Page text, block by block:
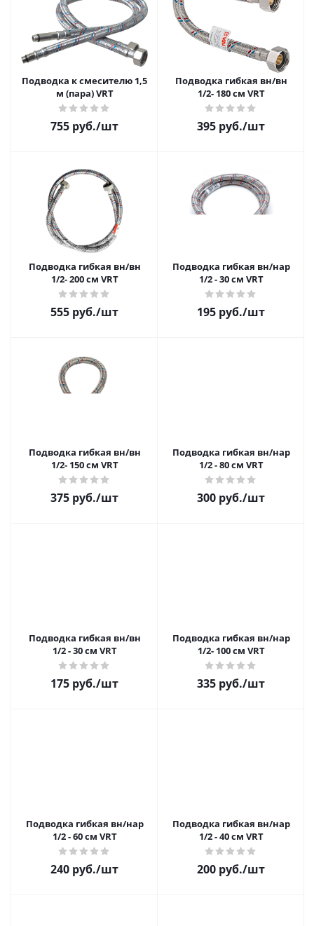
Подводка к смесителю 1,5
м (пара) VRT
755 руб./шт
Подводка гибкая вн/вн
1/2- 180 см VRT
395 руб./шт
Подводка гибкая вн/вн
1/2- 200 см VRT
555 руб./шт
Подводка гибкая вн/нар
1/2 - 30 см VRT
195 руб./шт
Подводка гибкая вн/вн
1/2- 150 см VRT
375 руб./шт
Подводка гибкая вн/нар
1/2 - 80 см VRT
300 руб./шт
Подводка гибкая вн/вн
1/2 - 30 см VRT
175 руб./шт
Подводка гибкая вн/нар
1/2- 100 см VRT
335 руб./шт
Подводка гибкая вн/нар
1/2 - 60 см VRT
240 руб./шт
Подводка гибкая вн/нар
1/2 - 40 см VRT
200 руб./шт